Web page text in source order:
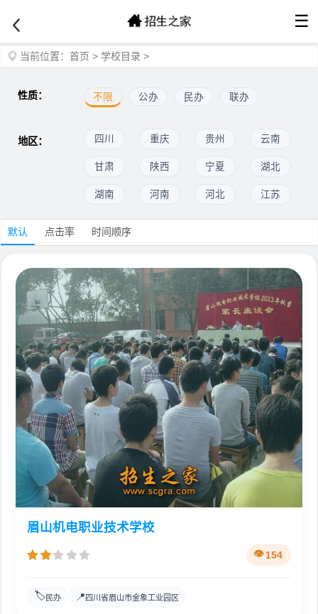
☰
当前位置： 首页 > 学校目录 >
性质： 不限 公办 民办 联办
地区： 四川 重庆 贵州 云南
甘肃 陕西 宁夏 湖北
湖南 河南 河北 江苏
默认 点击率 时间顺序
眉山机电职业技术学校
154
🏷️民办 📍四川省眉山市金象工业园区